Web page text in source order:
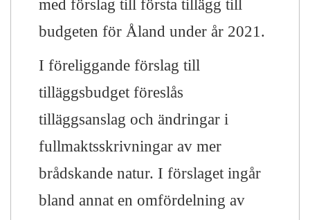
med förslag till första tillägg till
budgeten för Åland under år 2021.
I föreliggande förslag till
tilläggsbudget föreslås
tilläggsanslag och ändringar i
fullmaktsskrivningar av mer
brådskande natur. I förslaget ingår
bland annat en omfördelning av